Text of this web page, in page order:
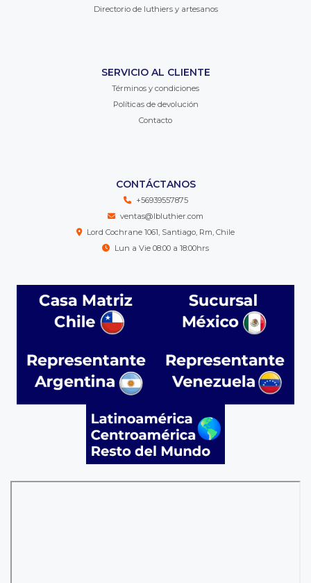
Directorio de luthiers y artesanos
SERVICIO AL CLIENTE
Términos y condiciones
Políticas de devolución
Contacto
CONTÁCTANOS
+56939557875
ventas@lbluthier.com
Lord Cochrane 1061, Santiago, Rm, Chile
Lun a Vie 08:00 a 18:00hrs